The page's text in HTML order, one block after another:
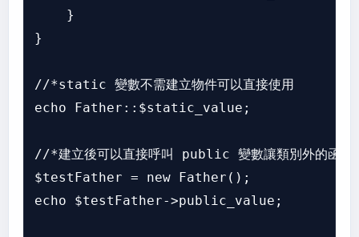
    }
}
//*static 變數不需建立物件可以直接使用
echo Father::$static_value;
//*建立後可以直接呼叫 public 變數讓類別外的函數
$testFather = new Father();
echo $testFather->public_value;